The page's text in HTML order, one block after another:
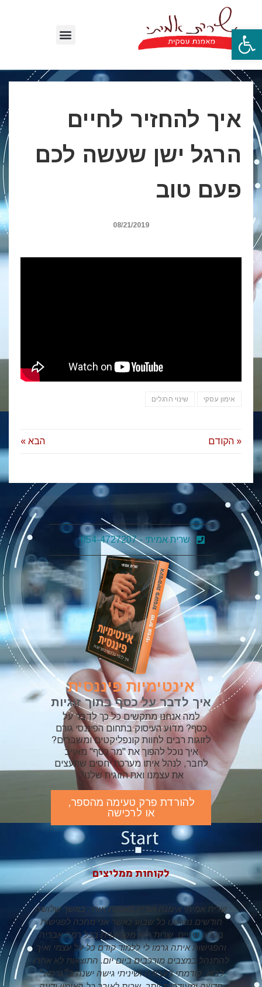
פתח סרגל נגישות
איך להחזיר לחיים
הרגל ישן שעשה לכם
פעם טוב
08/21/2019
אימון עסקי שינוי הרגלים
« הקודם הבא »
שרית אמיתי - 054-4727207
אינטימיות פיננסית
איך לדבר על כסף בתוך זוגיות
למה אנחנו מתקשים כל כך לדבר על
כסף? מדוע העיסוק בתחום הפיננסי גורם
לזוגות רבים לחוות קונפליקטים ומשברים?
איך נוכל להפוך את "מר כסף" מאויב
לחבר, לנהל איתו מערכת יחסים שתעצים
את עצמנו ואת הזוגית שלנו?
להורדת פרק טעימה מהספר,
או לרכישה
לקוחות ממליצים
שרית אמיתי אימנה ועדיין מאמנת אותי. במשך שלושה
חודשים נפגשנו כל שבוע כאשר אני מחכה לפגישות
בכליון עיניים. שרית היא מקצוענית בכל רמח אבריה
והפגישות איתה גרמו לי ללמוד קודם כל על עצמי ואיך
להתנהל במצבים מורכבים ביום יום. התוצאות לא אחרו
לבוא. קודמתי בעבודה ושיניתי גישה ישנה ב״גרסא״